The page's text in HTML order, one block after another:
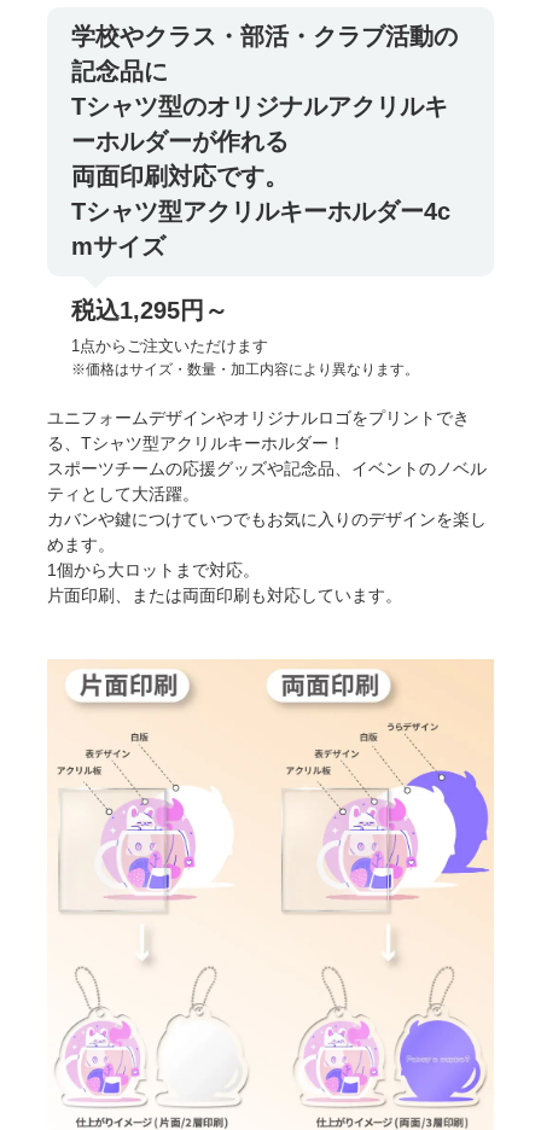
学校やクラス・部活・クラブ活動の
記念品に
Tシャツ型のオリジナルアクリルキ
ーホルダーが作れる
両面印刷対応です。
Tシャツ型アクリルキーホルダー4c
mサイズ
税込1,295円～
1点からご注文いただけます
※価格はサイズ・数量・加工内容により異なります。
ユニフォームデザインやオリジナルロゴをプリントでき
る、Tシャツ型アクリルキーホルダー！
スポーツチームの応援グッズや記念品、イベントのノベル
ティとして大活躍。
カバンや鍵につけていつでもお気に入りのデザインを楽し
めます。
1個から大ロットまで対応。
片面印刷、または両面印刷も対応しています。